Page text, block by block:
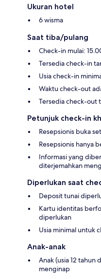
Ukuran hotel
6 wisma
Saat tiba/pulang
Check-in mulai:
Tersedia check-in
Usia check-in
Waktu check-out
Tersedia check-out
Petunjuk check-in
Resepsionis buka
Resepsionis hanya
Informasi yang
diterjemahkan
Diperlukan saat
Deposit tunai
Kartu identitas
diperlukan
Usia minimal untuk
Anak-anak
Anak (usia 12 tahun
menginap